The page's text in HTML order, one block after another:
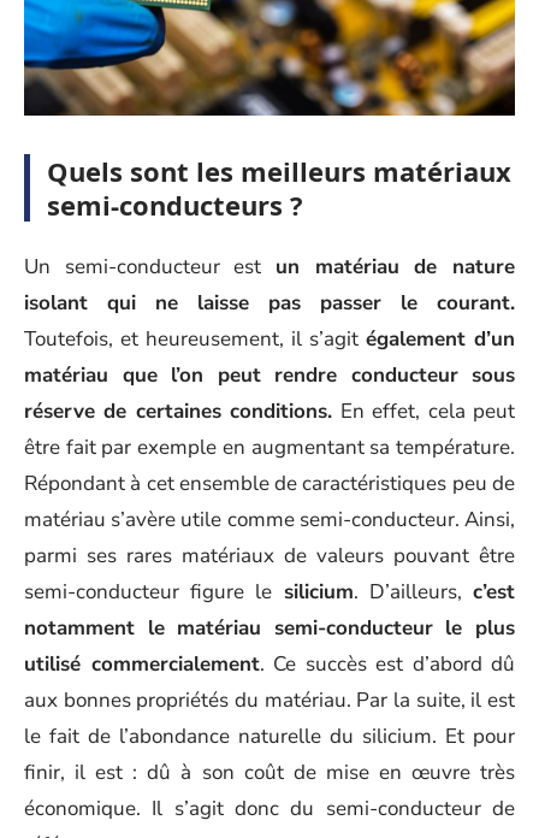
Quels sont les meilleurs matériaux
semi-conducteurs ?
Un semi-conducteur est un matériau de nature
isolant qui ne laisse pas passer le courant.
Toutefois, et heureusement, il s’agit également d’un
matériau que l’on peut rendre conducteur sous
réserve de certaines conditions. En effet, cela peut
être fait par exemple en augmentant sa température.
Répondant à cet ensemble de caractéristiques peu de
matériau s’avère utile comme semi-conducteur. Ainsi,
parmi ses rares matériaux de valeurs pouvant être
semi-conducteur figure le silicium. D’ailleurs,c’est
notamment le matériau semi-conducteur le plus
utilisé commercialement. Ce succès est d’abord dû
aux bonnes propriétés du matériau. Par la suite, il est
le fait de l’abondance naturelle du silicium. Et pour
finir, il est : dû à son coût de mise en œuvre très
économique. Il s’agit donc du semi-conducteur de